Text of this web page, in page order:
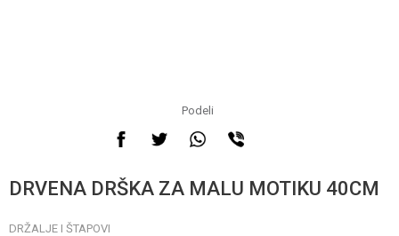
Podeli
DRVENA DRŠKA ZA MALU MOTIKU 40CM
DRŽALJE I ŠTAPOVI